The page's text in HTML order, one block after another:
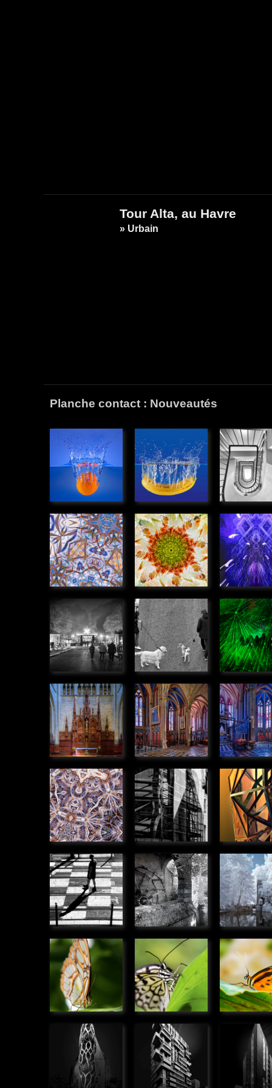
Tour Alta, au Havre
» Urbain
Planche contact : Nouveautés
Plouf
orange
» Illustations
Plouf
banane
» Illustations
Escalier
»
Kaléidoscope
» Graphique
Rotation
végétale
» Graphique
lumière
»
Manége de
noël
» Humanité
Rencontre
» Humanité
Rayon
»
Retable de
la
Cathédrale,
Orléans
» Urbain
Chapelles
dans la
Cathédrale
» Urbain
dans la
» Urbain
Kaléidoscope
» Graphique
Echafaudage
» Graphique »
Pion
» Humanité
Le moulin
des
Béchets
» Panoramique
Le
des
Béchets
»
Siproeta
stelenes
» Microcosmos
Idea
leuconoe
» Microcosmos
ninonia
»
Immeuble
rue de
Meudon,
Boulogne
Immeuble
rue Beck,
Bordeaux
» Urbain
des